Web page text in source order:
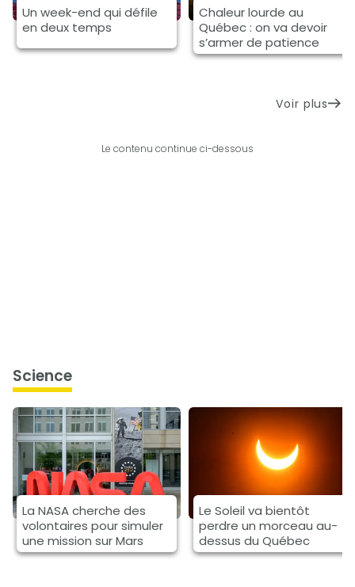
Un week-end qui défile
en deux temps
Chaleur lourde au
Québec : on va devoir
s’armer de patience
Voir plus
Le contenu continue ci-dessous
science
La NASA cherche des
volontaires pour simuler
une mission sur Mars
Le Soleil va bientôt
perdre un morceau au-
dessus du Québec